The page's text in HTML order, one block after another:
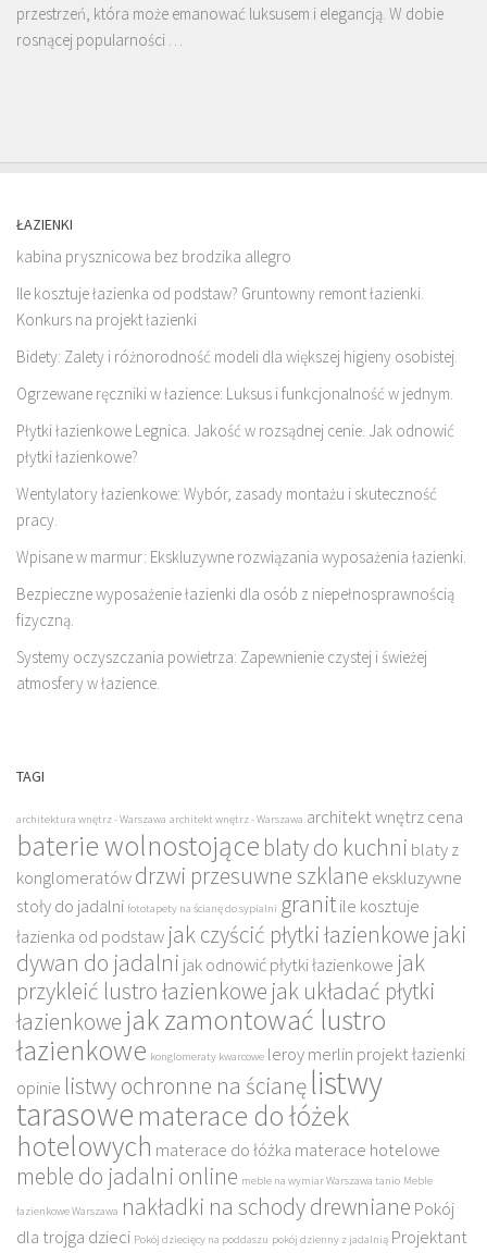
przestrzeń, która może emanować luksusem i elegancją. W dobie
rosnącej popularności …
ŁAZIENKI
kabina prysznicowa bez brodzika allegro
Ile kosztuje łazienka od podstaw? Gruntowny remont łazienki.
Konkurs na projekt łazienki
Bidety: Zalety i różnorodność modeli dla większej higieny osobistej.
Ogrzewane ręczniki w łazience: Luksus i funkcjonalność w jednym.
Płytki łazienkowe Legnica. Jakość w rozsądnej cenie. Jak odnowić
płytki łazienkowe?
Wentylatory łazienkowe: Wybór, zasady montażu i skuteczność
pracy.
Wpisane w marmur: Ekskluzywne rozwiązania wyposażenia łazienki.
Bezpieczne wyposażenie łazienki dla osób z niepełnosprawnością
fizyczną.
Systemy oczyszczania powietrza: Zapewnienie czystej i świeżej
atmosfery w łazience.
TAGI
architektura wnętrz - Warszawa architekt wnętrz - Warszawa architekt wnętrz cena
baterie wolnostojące blaty do kuchni blaty z
konglomeratówdrzwi przesuwne szklane ekskluzywne
stoły do jadalni fototapety na ścianę do sypialni granitile kosztuje
łazienka od podstaw jak czyścić płytki łazienkowe jaki
dywan do jadalni jak odnowić płytki łazienkowe jak
przykleić lustro łazienkowe jak układać płytki
łazienkowe jak zamontować lustro
łazienkowe konglomeraty kwarcowe leroy merlin projekt łazienki
opinie listwy ochronne na ścianęlistwy
tarasowematerace do łóżek
hotelowych materace do łóżka materace hotelowe
meble do jadalni online meble na wymiar Warszawa tanio Meble
łazienkowe Warszawa nakładki na schody drewniane Pokój
dla trojga dzieci Pokój dziecięcy na poddaszu pokój dzienny z jadalnią Projektant